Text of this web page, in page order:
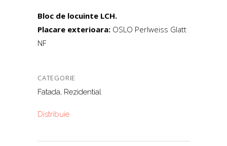
Bloc de locuinte LCH.
Placare exterioara: OSLO Perlweiss Glatt
NF
CATEGORIE
Fatada, Rezidential
Distribuie